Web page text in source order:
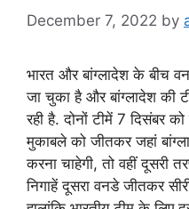
December 7, 2022 by
भारत और बांग्लादेश के बीच
जा चुका है और बांग्लादेश
रही है. दोनों टीमें 7 दिसंबर
मुकाबले को जीतकर जहां
करना चाहेगी, तो वहीं दूसरी
निगाहें दूसरा वनडे जीतकर